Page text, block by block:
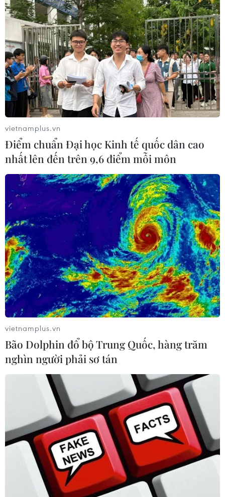
vietnamplus.vn
Điểm chuẩn Đại học Kinh tế quốc dân cao
nhất lên đến trên 9,6 điểm mỗi môn
vietnamplus.vn
Bão Dolphin đổ bộ Trung Quốc, hàng trăm
nghìn người phải sơ tán